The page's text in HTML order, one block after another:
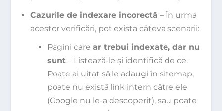
Cazurile de indexare incorectă – În urma
acestor verificări, pot exista câteva scenarii:
Pagini carear trebui indexate, dar nu
sunt – Listează-le și identifică de ce.
Poate ai uitat să le adaugi în sitemap,
poate nu există link intern către ele
(Google nu le-a descoperit), sau poate